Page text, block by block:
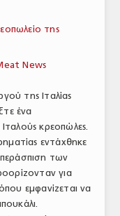
της
News
της Ιταλίας
ένα
κρεοπώλες.
εντάχθηκε
των
για
εμφανίζεται να